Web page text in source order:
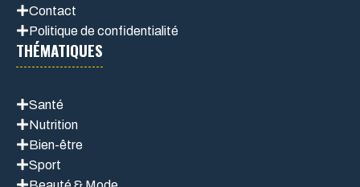
Contact
Politique de confidentialité
THÉMATIQUES
Santé
Nutrition
Bien-être
Sport